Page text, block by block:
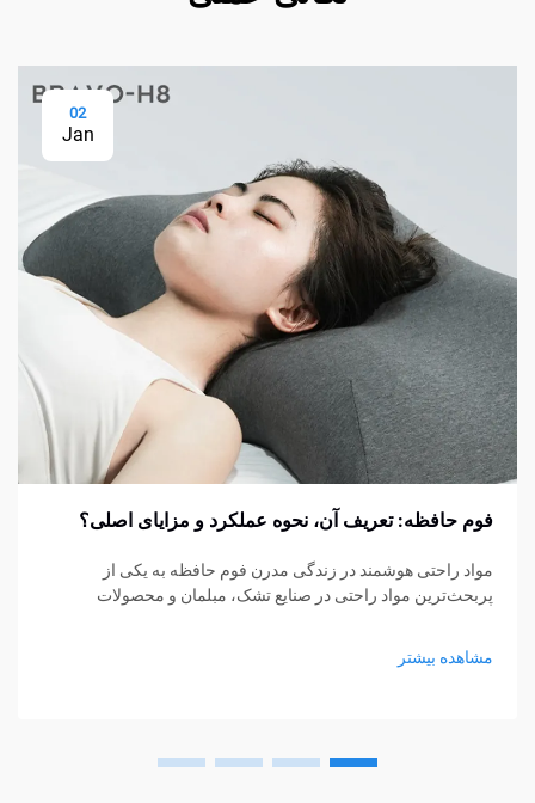
02
Jan
فوم حافظه: تعریف آن، نحوه عملکرد و مزایای اصلی؟
مواد راحتی هوشمند در زندگی مدرن فوم حافظه به یکی از
پربحث‌ترین مواد راحتی در صنایع تشک، مبلمان و محصولات
مشاهده بیشتر